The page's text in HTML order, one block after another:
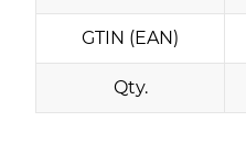
GTIN (EAN)
Qty.